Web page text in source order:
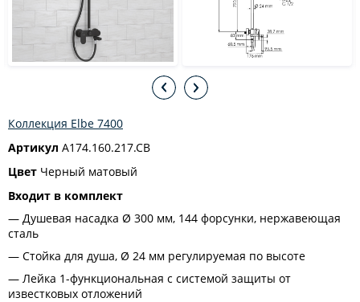
Коллекция Elbe 7400
Артикул A174.160.217.CB
Цвет Черный матовый
Входит в комплект
Душевая насадка Ø 300 мм, 144 форсунки, нержавеющая
сталь
Стойка для душа, Ø 24 мм регулируемая по высоте
Лейка 1-функциональная с системой защиты от
известковых отложений